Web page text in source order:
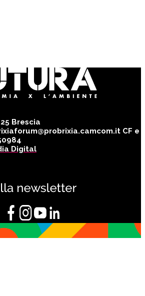
Brescia
CF e
Digital